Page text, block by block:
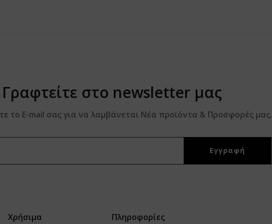
Γραφτείτε στο newsletter μας
το E-mail σας για να λαμβάνεται Νέα προϊόντα & Προσφορές μας.
Χρήσιμα Πληροφορίες